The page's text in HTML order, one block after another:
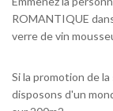
ROMANTIQUE
verre de vin
Si la promotion de
disposons d'un